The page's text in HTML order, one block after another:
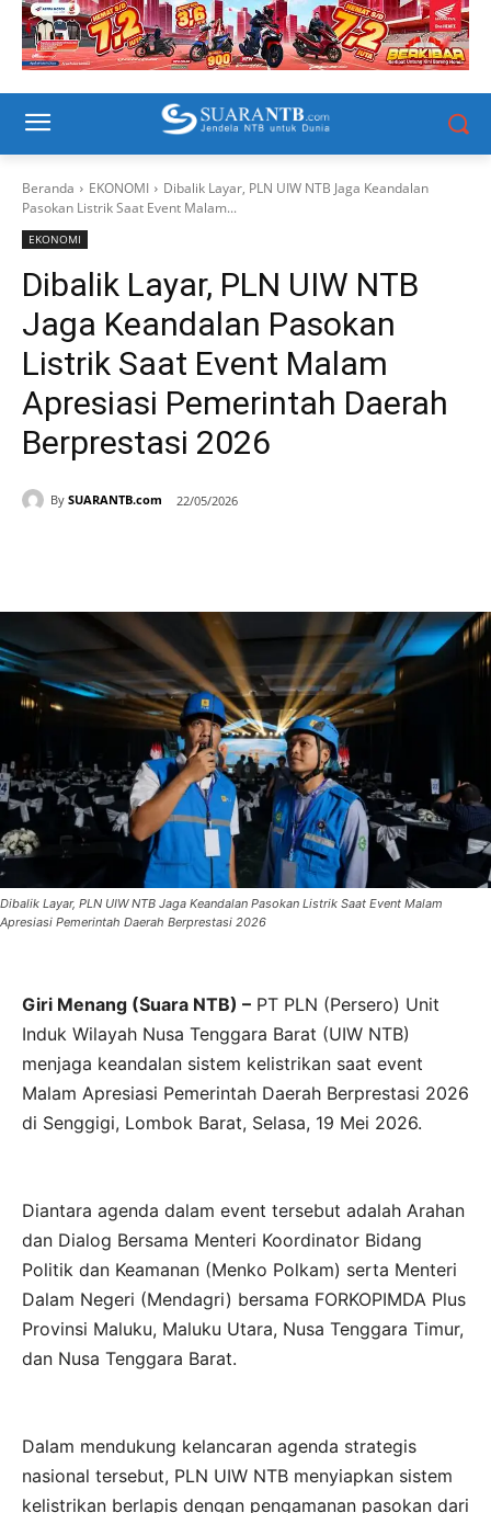
Beranda EKONOMI
Dibalik Layar, PLN UIW NTB Jaga Keandalan
Pasokan Listrik Saat Event Malam...
EKONOMI
Dibalik Layar, PLN UIW NTB
Jaga Keandalan Pasokan
Listrik Saat Event Malam
Apresiasi Pemerintah Daerah
Berprestasi 2026
By SUARANTB.com 22/05/2026
Dibalik Layar, PLN UIW NTB Jaga Keandalan Pasokan Listrik Saat Event Malam
Apresiasi Pemerintah Daerah Berprestasi 2026
Giri Menang (Suara NTB) – PT PLN (Persero) Unit
Induk Wilayah Nusa Tenggara Barat (UIW NTB)
menjaga keandalan sistem kelistrikan saat event
Malam Apresiasi Pemerintah Daerah Berprestasi 2026
di Senggigi, Lombok Barat, Selasa, 19 Mei 2026.
Diantara agenda dalam event tersebut adalah Arahan
dan Dialog Bersama Menteri Koordinator Bidang
Politik dan Keamanan (Menko Polkam) serta Menteri
Dalam Negeri (Mendagri) bersama FORKOPIMDA Plus
Provinsi Maluku, Maluku Utara, Nusa Tenggara Timur,
dan Nusa Tenggara Barat.
Dalam mendukung kelancaran agenda strategis
nasional tersebut, PLN UIW NTB menyiapkan sistem
kelistrikan berlapis dengan pengamanan pasokan dari